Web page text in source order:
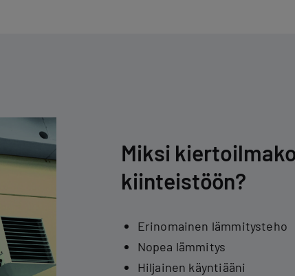
Miksi
kiinteistöön?
Erinomainen lämmitysteho
Nopea lämmitys
Hiljainen käyntiääni